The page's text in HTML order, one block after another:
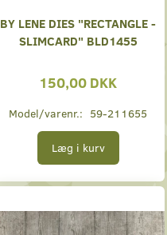
BY LENE DIES "RECTANGLE -
SLIMCARD" BLD1455
150,00 DKK
Model/varenr.: 59-211655
Læg i kurv